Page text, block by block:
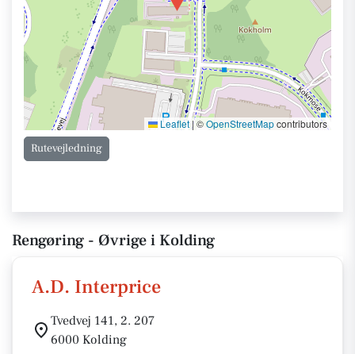
Leaflet |©OpenStreetMapcontributors
Rutevejledning
Rengøring - Øvrige i Kolding
A.D. Interprice
Tvedvej 141, 2. 207
6000 Kolding